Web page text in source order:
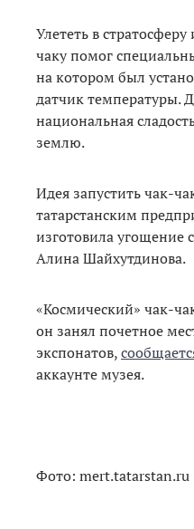
Улететь в
чаку помог
на котором был
датчик температуры.
национальная
землю.
Идея запустить чак-
татарстанским
изготовила угощение
Алина Шайхутдинова.
«Космический» чак-
он занял почетное
экспонатов,
аккаунте музея.
Фото: mert.tatarstan.ru